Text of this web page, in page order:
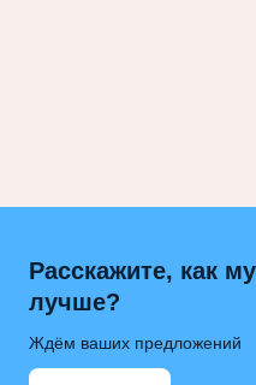
Расскажите, как
лучше?
Ждём ваших предложений